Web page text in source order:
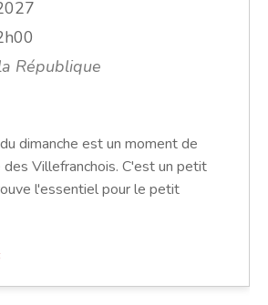
République
dimanche est un moment de
Villefranchois. C'est un petit
l'essentiel pour le petit